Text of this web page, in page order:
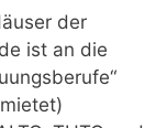
der
ist an die